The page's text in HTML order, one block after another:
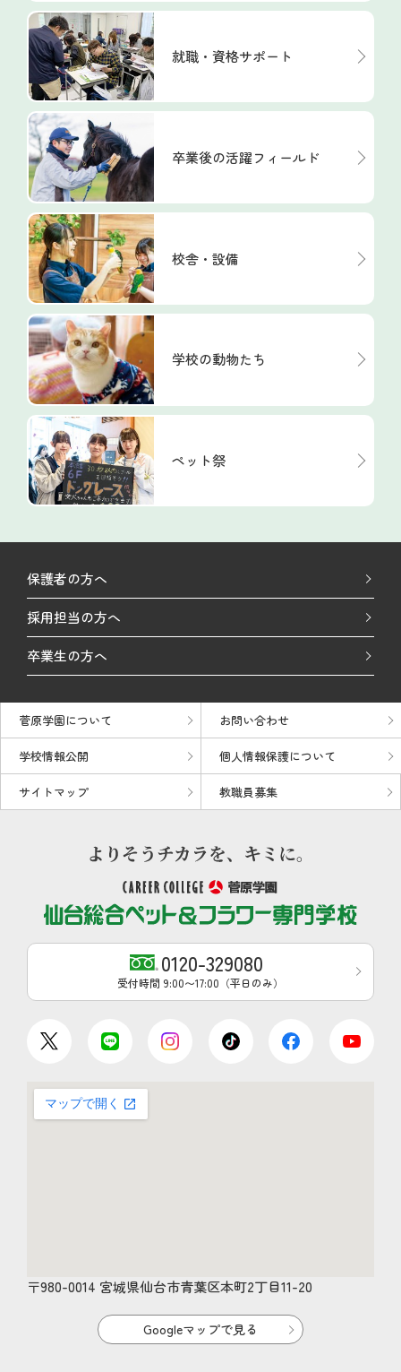
就職・資格サポート
卒業後の活躍フィールド
校舎・設備
学校の動物たち
ペット祭
保護者の方へ
採用担当の方へ
卒業生の方へ
菅原学園について お問い合わせ
学校情報公開 個人情報保護について
サイトマップ 教職員募集
0120-329080
受付時間 9:00〜17:00（平日のみ）
〒980-0014 宮城県仙台市青葉区本町2丁目11-20
Googleマップで見る